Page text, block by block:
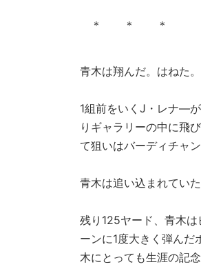
＊ ＊ ＊
青木は翔んだ。はねた
1組前をいくJ・レナ―
りギャラリーの中に飛
て狙いはバーディチャ
青木は追い込まれていた
残り125ヤード、青木
ーンに1度大きく弾ん
木にとっても生涯の記